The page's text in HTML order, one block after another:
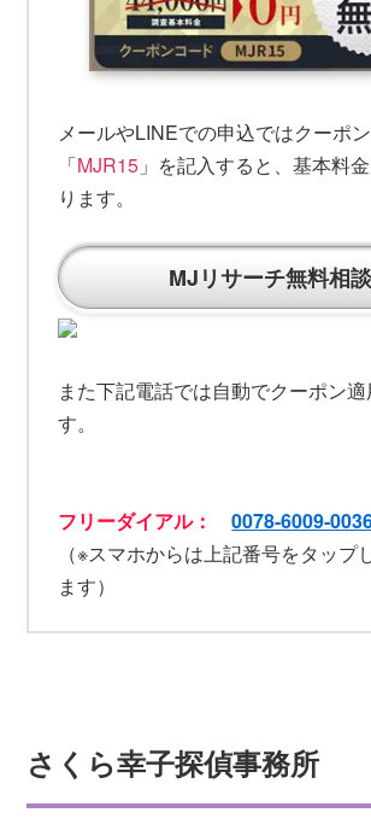
メールやLINEでの申込ではクーポ
「MJR15 」を記入すると、基本料
ります。
MJリサーチ無料相談
また下記電話では自動でクーポン適
す。
フリーダイアル：0078-6009-
（※スマホからは上記番号をタップ
ます）
さくら幸子探偵事務所